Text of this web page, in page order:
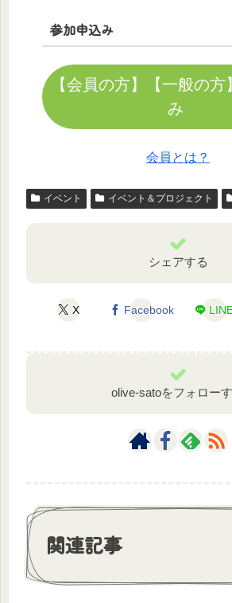
参加申込み
【会員の方】【一般の
み
会員とは？
イベント イベント＆プロジェクト
シェアする
X Facebook
olive-satoをフォロー
関連記事